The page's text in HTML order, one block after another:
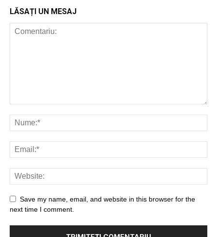
LĂSAȚI UN MESAJ
Save my name, email, and website in this browser for the
next time I comment.